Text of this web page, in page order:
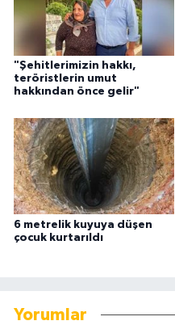
"Şehitlerimizin hakkı,
teröristlerin umut
hakkından önce gelir"
6 metrelik kuyuya düşen
çocuk kurtarıldı
Yorumlar